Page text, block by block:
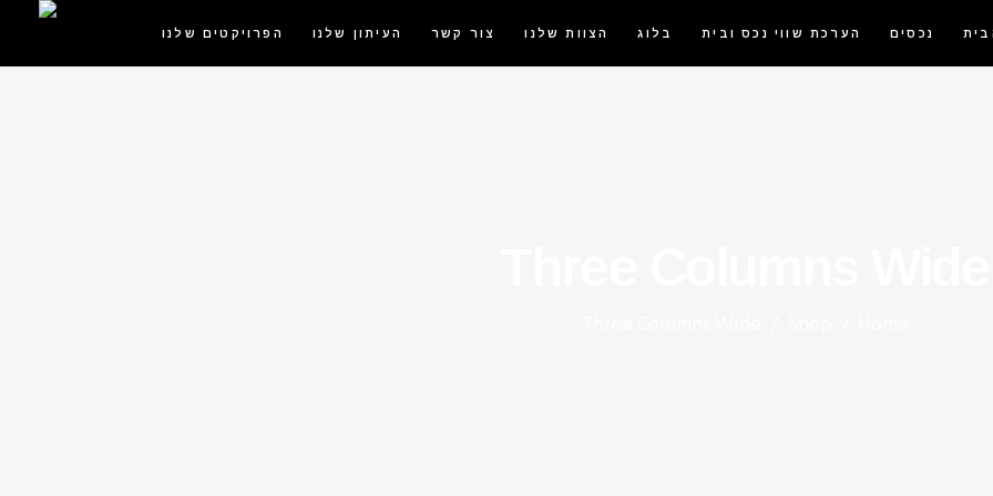
הפרויקטים שלנו העיתון שלנו צור קשר הצוות שלנו בלוג הערכת שווי נכס ובית נכסים